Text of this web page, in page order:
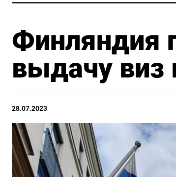
Финляндия
выдачу виз
28.07.2023